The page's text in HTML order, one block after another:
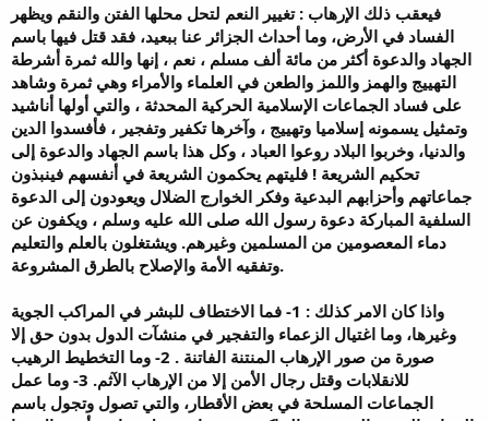
فيعقب ذلك الإرهاب : تغيير النعم لتحل محلها الفتن والنقم ويظهر
الفساد في الأرض، وما أحداث الجزائر عنا ببعيد، فقد قتل فيها باسم
الجهاد والدعوة أكثر من مائة ألف مسلم ، نعم ، إنها والله ثمرة أشرطة
التهييج والهمز واللمز والطعن في العلماء والأمراء وهي ثمرة وشاهد
على فساد الجماعات الإسلامية الحركية المحدثة ، والتي أولها أناشيد
وتمثيل يسمونه إسلاميا وتهييج ، وآخرها تكفير وتفجير ، فأفسدوا الدين
والدنيا، وخربوا البلاد روعوا العباد ، وكل هذا باسم الجهاد والدعوة إلى
تحكيم الشريعة ! فليتهم يحكمون الشريعة في أنفسهم فينبذون
جماعاتهم وأحزابهم البدعية وفكر الخوارج الضلال ويعودون إلى الدعوة
السلفية المباركة دعوة رسول الله صلى الله عليه وسلم ، ويكفون عن
دماء المعصومين من المسلمين وغيرهم. ويشتغلون بالعلم والتعليم
وتفقيه الأمة والإصلاح بالطرق المشروعة.
واذا كان الامر كذلك : 1- فما الاختطاف للبشر في المراكب الجوية
وغيرها، وما اغتيال الزعماء والتفجير في منشآت الدول بدون حق إلا
صورة من صور الإرهاب المنتنة الفاتنة . 2- وما التخطيط الرهيب
للانقلابات وقتل رجال الأمن إلا من الإرهاب الآثم. 3- وما عمل
الجماعات المسلحة في بعض الأقطار، والتي تصول وتجول باسم